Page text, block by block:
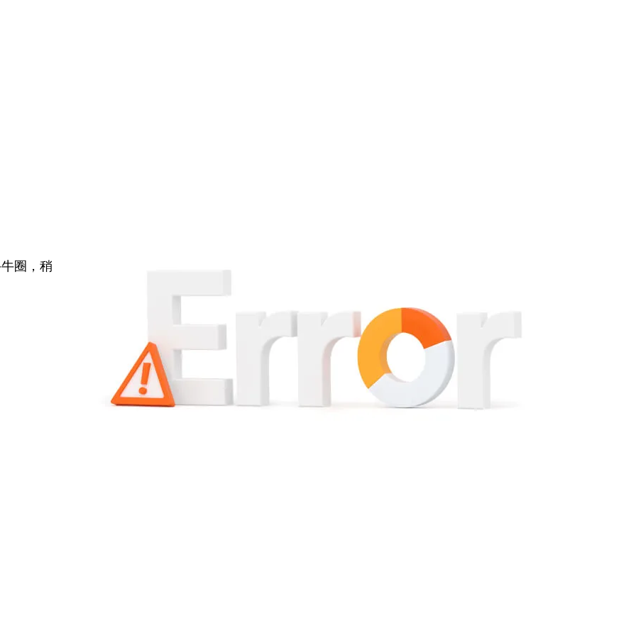
圈，稍